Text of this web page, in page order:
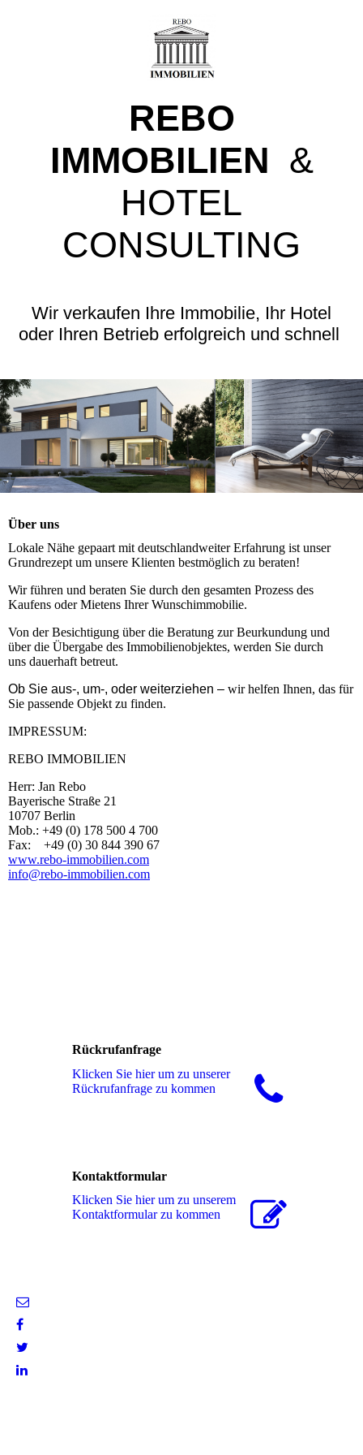
REBO
IMMOBILIEN &
HOTEL
CONSULTING
Wir verkaufen Ihre Immobilie, Ihr Hotel
oder Ihren Betrieb erfolgreich und schnell
Über uns
Lokale Nähe gepaart mit deutschlandweiter Erfahrung ist unser
Grundrezept um unsere Klienten bestmöglich zu beraten!
Wir führen und beraten Sie durch den gesamten Prozess des
Kaufens oder Mietens Ihrer Wunschimmobilie.
Von der Besichtigung über die Beratung zur Beurkundung und
über die Übergabe des Immobilienobjektes, werden Sie durch
uns dauerhaft betreut.
Ob Sie aus-, um-, oder weiterziehen – wir helfen Ihnen, das für
Sie passende Objekt zu finden.
IMPRESSUM:
REBO IMMOBILIEN
Herr: Jan Rebo
Bayerische Straße 21
10707 Berlin
Mob.: +49 (0) 178 500 4 700
Fax: +49 (0) 30 844 390 67
www.rebo-immobilien.com
info@rebo-immobilien.com
Rückrufanfrage
Klicken Sie hier um zu unserer
Rückrufanfrage zu kommen
Kontaktformular
Klicken Sie hier um zu unserem
Kon­takt­for­mu­lar zu kommen